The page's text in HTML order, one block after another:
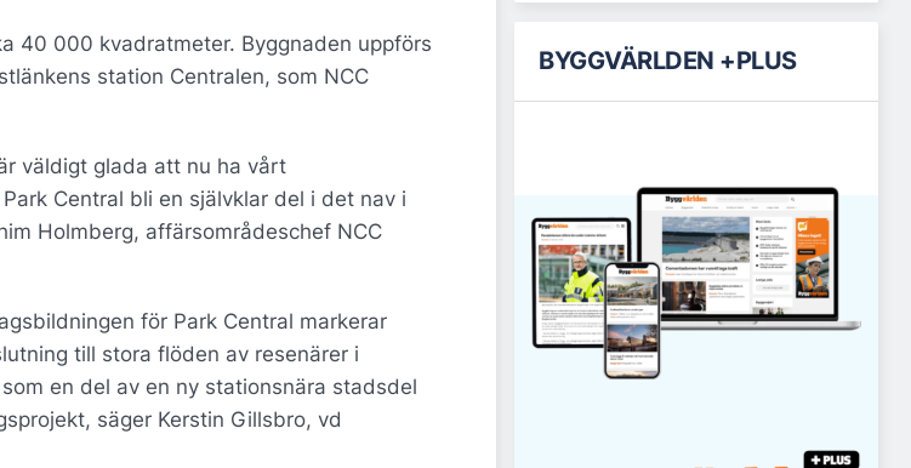
40 000 kvadratmeter. Byggnaden uppförs
station Centralen, som NCC
väldigt glada att nu ha vårt
Central bli en självklar del i det nav i
Holmberg, affärsområdeschef NCC
för Park Central markerar
till stora flöden av resenärer i
en del av en ny stationsnära stadsdel
säger Kerstin Gillsbro, vd
BYGGVÄRLDEN +PLUS